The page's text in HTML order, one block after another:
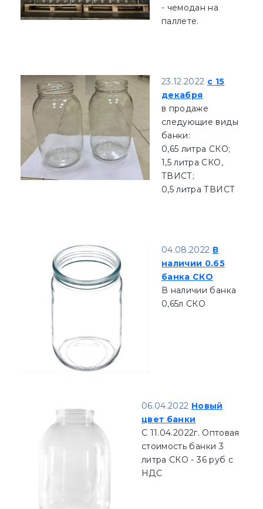
- чемодан на
паллете.
23.12.2022 c 15
декабря
в продаже
следующие виды
банки:
0,65 литра СКО;
1,5 литра СКО,
ТВИСТ;
0,5 литра ТВИСТ
04.08.2022 В
наличии 0.65
банка СКО
В наличии банка
0,65л СКО
06.04.2022 Новый
цвет банки
С 11.04.2022г. Оптовая
стоимость банки 3
литра СКО - 36 руб с
НДС